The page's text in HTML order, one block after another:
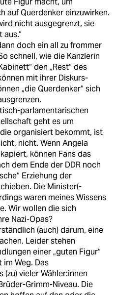
auf Querdenker einzuwirken.
nicht ausgegrenzt, sie
doch ein all zu frommer
schnell, wie die Kanzlerin
den „Rest“ des
mit ihrer Diskurs-
„die Querdenker“ sich
parlamentarischen
geht es um
organisiert bekommt, ist
nicht. Wenn Angela
können Fans das
dem Ende der DDR noch
Erziehung der
Die Minister(-
waren meines Wissens
Wir wollen die sich
Nazi-Opas?
(auch) darum, eine
Leider stehen
einer „guten Figur“
Weg. Das
vieler Wähler:innen
Grimm-Niveau. Die